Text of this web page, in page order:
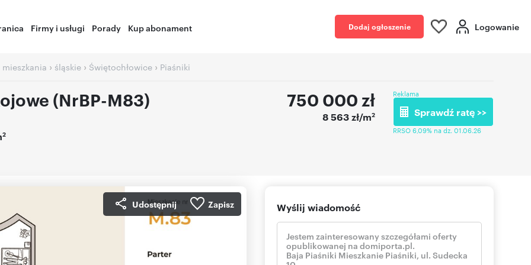
Firmy i usługi Porady Kup abonament Dodaj ogłoszenie Logowanie
› śląskie › Świętochłowice › Piaśniki
(NrBP-M83)
2
750 000 zł
8 563 zł/m2
Reklama
Sprawdź ratę >>
RRSO 6,09% na dz. 01.06.26
Udostępnij Zapisz Wyślij wiadomość